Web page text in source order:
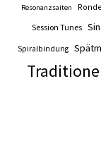
Resonanzsaiten
Session Tunes
Spiralbindung